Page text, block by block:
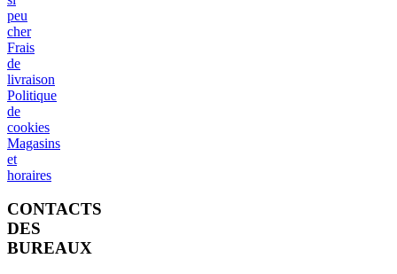
peu
cher
Frais
de
livraison
Politique
de
cookies
Magasins
et
horaires
CONTACTS
DES
BUREAUX